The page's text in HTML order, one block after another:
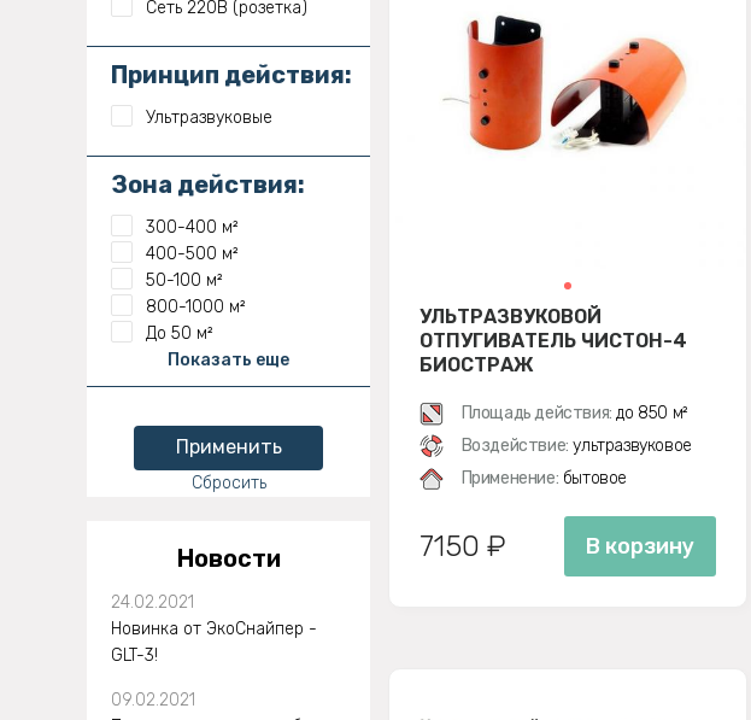
Сеть 220В (розетка)
Принцип действия:
Ультразвуковые
Зона действия:
300-400 м²
400-500 м²
50-100 м²
800-1000 м²
До 50 м²
Показать еще
Применить
Сбросить
Новости
24.02.2021
Новинка от ЭкоСнайпер -
GLT-3!
09.02.2021
УЛЬТРАЗВУКОВОЙ
ОТПУГИВАТЕЛЬ ЧИСТОН-4
БИОСТРАЖ
Площадь действия: до 850 м²
Воздействие: ультразвуковое
Применение: бытовое
7150 ₽ В корзину